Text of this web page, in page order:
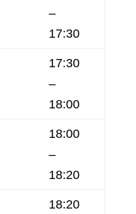
–
17:30
17:30
–
18:00
18:00
–
18:20
18:20